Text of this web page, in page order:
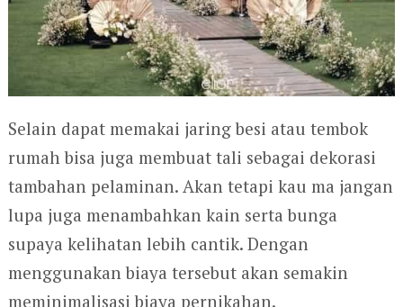
Selain dapat memakai jaring besi atau tembok
rumah bisa juga membuat tali sebagai dekorasi
tambahan pelaminan. Akan tetapi kau ma jangan
lupa juga menambahkan kain serta bunga
supaya kelihatan lebih cantik. Dengan
menggunakan biaya tersebut akan semakin
meminimalisasi biaya pernikahan.